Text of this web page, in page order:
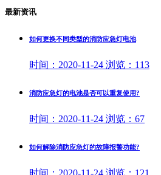
最新资讯
如何更换不同类型的消防应急灯电池
时间： 2020-11-24 浏览： 113
消防应急灯的电池是否可以重复使用?
时间： 2020-11-24 浏览： 67
如何解除消防应急灯的故障报警功能?